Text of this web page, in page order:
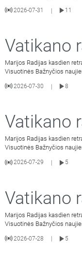
2026-07-31 |
11
Vatikano
Marijos Radijas kasdien
Visuotinės Bažnyčios
2026-07-30 |
8
Vatikano
Marijos Radijas kasdien
Visuotinės Bažnyčios
2026-07-29
5
Vatikano
Marijos Radijas kasdien
Visuotinės Bažnyčios
2026-07-28 5